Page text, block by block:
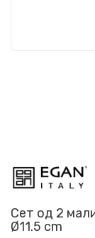
Сет од 2
Ø11.5 cm